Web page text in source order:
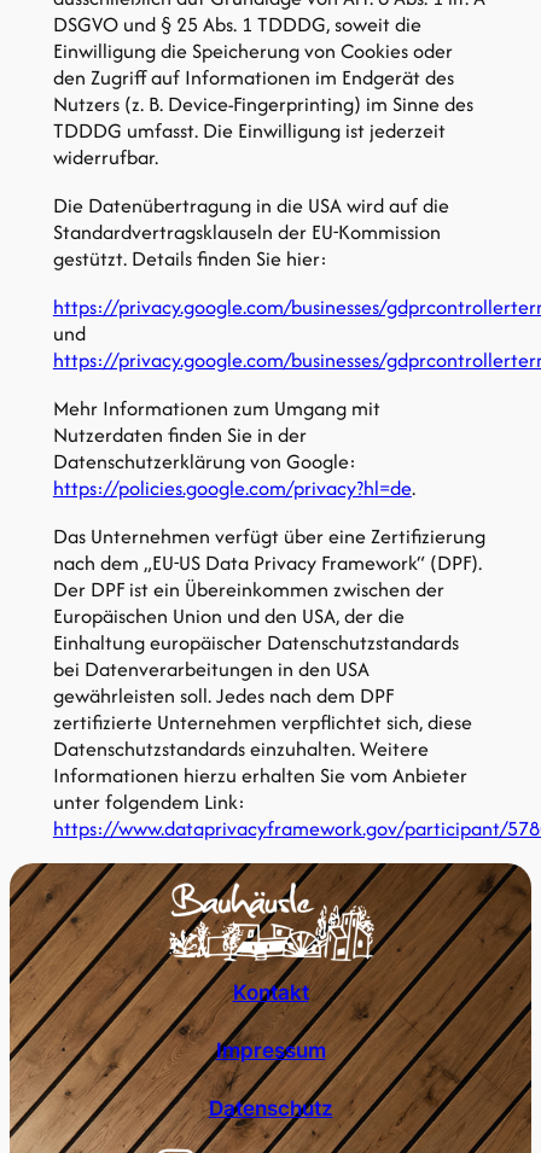
DSGVO und § 25 Abs. 1 TDDDG, soweit die
Einwilligung die Speicherung von Cookies oder
den Zugriff auf Informationen im Endgerät des
Nutzers (z. B. Device-Fingerprinting) im Sinne des
TDDDG umfasst. Die Einwilligung ist jederzeit
widerrufbar.
Die Datenübertragung in die USA wird auf die
Standardvertragsklauseln der EU-Kommission
gestützt. Details finden Sie hier:
https://privacy.google.com/businesses/
und
https://privacy.google.com/businesses/
Mehr Informationen zum Umgang mit
Nutzerdaten finden Sie in der
Datenschutzerklärung von Google:
https://policies.google.com/privacy?hl=de.
Das Unternehmen verfügt über eine Zertifizierung
nach dem „EU-US Data Privacy Framework“ (DPF).
Der DPF ist ein Übereinkommen zwischen der
Europäischen Union und den USA, der die
Einhaltung europäischer Datenschutzstandards
bei Datenverarbeitungen in den USA
gewährleisten soll. Jedes nach dem DPF
zertifizierte Unternehmen verpflichtet sich, diese
Datenschutzstandards einzuhalten. Weitere
Informationen hierzu erhalten Sie vom Anbieter
unter folgendem Link:
https://www.dataprivacyframework.gov/participant/
Kontakt
Impressum
Datenschutz